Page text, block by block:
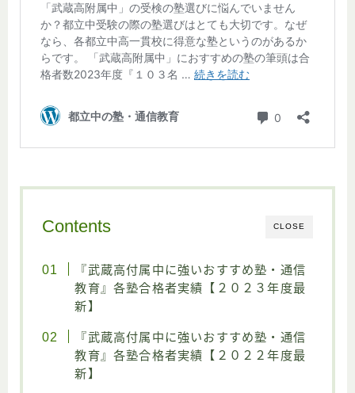
CLOSE
Contents
『武蔵高付属中に強いおすすめ塾・通信
教育』各塾合格者実績【２０２３年度最
新】
『武蔵高付属中に強いおすすめ塾・通信
教育』各塾合格者実績【２０２２年度最
新】